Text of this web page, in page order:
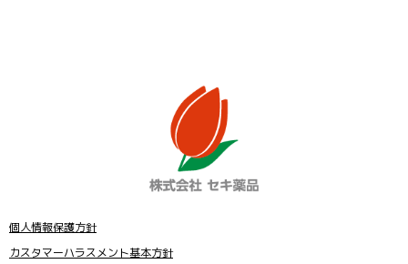
個人情報保護方針
カスタマーハラスメント基本方針